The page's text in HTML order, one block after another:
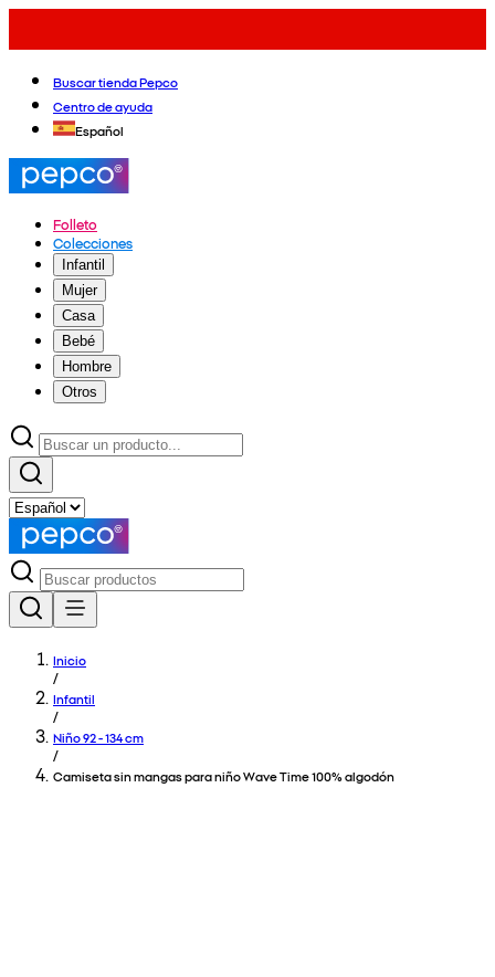
Buscar tienda Pepco
Centro de ayuda
Español
Folleto
Colecciones
Infantil
Mujer
Casa
Bebé
Hombre
Otros
Inicio
/
Infantil
/
Niño 92 - 134 cm
/
Camiseta sin mangas para niño Wave Time 100% algodón